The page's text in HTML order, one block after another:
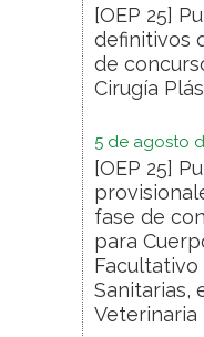
[OEP 25]
definitivos
de
Cirugía
5 de agosto
[OEP 25]
fase de
para
Sanitarias,
Veterinaria